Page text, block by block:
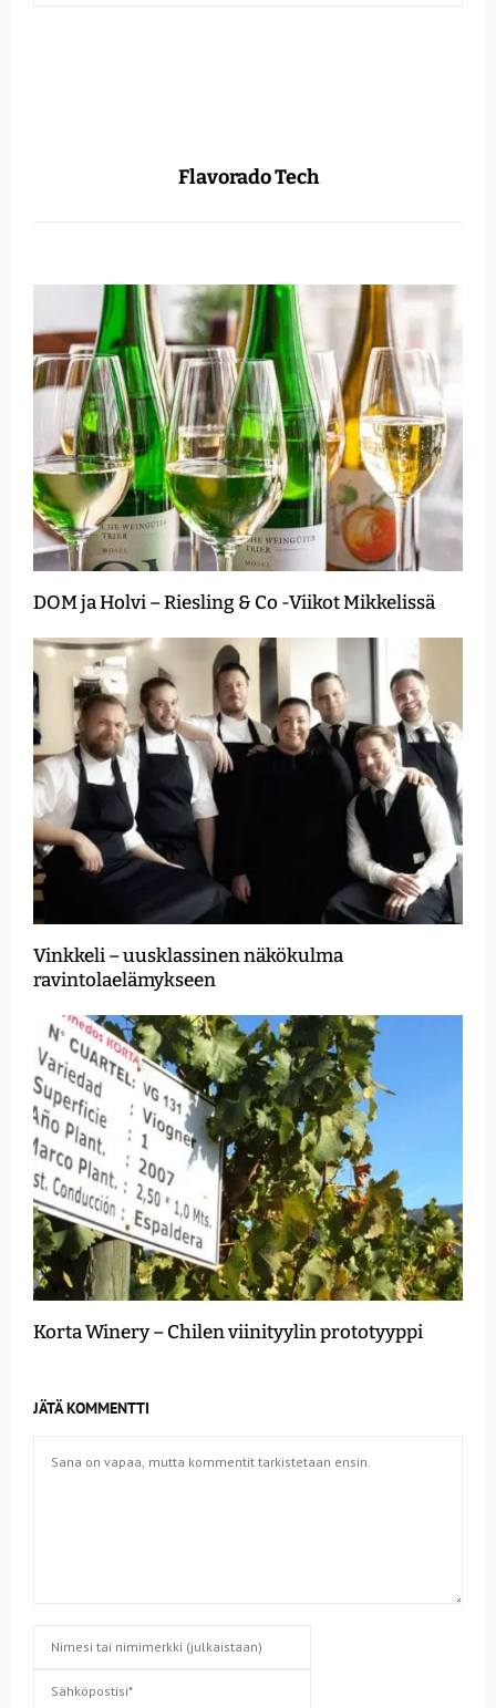
Flavorado Tech
DOM ja Holvi – Riesling & Co -Viikot Mikkelissä
Vinkkeli – uusklassinen näkökulma
ravintolaelämykseen
Korta Winery – Chilen viinityylin prototyyppi
JÄTÄ KOMMENTTI